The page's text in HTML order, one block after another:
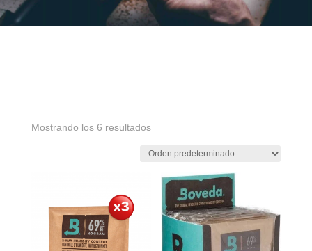
Humo Clandestino
Pipas
Cortapuros
Encendedores
Humidores
Mostrando los 6 resultados